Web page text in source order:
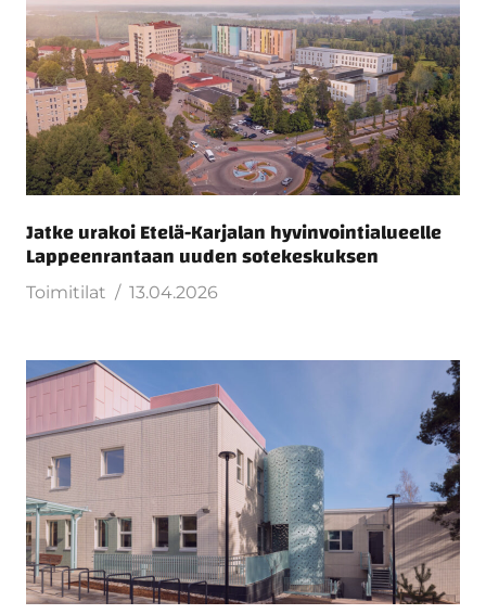
Jatke urakoi Etelä-Karjalan hyvinvointialueelle
Lappeenrantaan uuden sotekeskuksen
Toimitilat 13.04.2026